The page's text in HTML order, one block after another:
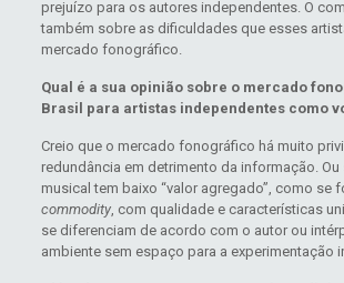
prejuízo para os autores independentes. O
também sobre as dificuldades que esses
mercado fonográfico.
Qual é a sua opinião sobre o mercado
Brasil para artistas independentes como
Creio que o mercado fonográfico há muito
redundância em detrimento da informação. Ou
musical tem baixo “valor agregado”, como se
commodity, com qualidade e características
se diferenciam de acordo com o autor ou
ambiente sem espaço para a experimentação